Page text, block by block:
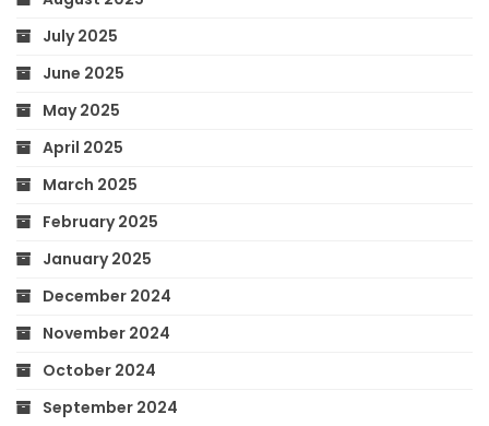
July 2025
June 2025
May 2025
April 2025
March 2025
February 2025
January 2025
December 2024
November 2024
October 2024
September 2024